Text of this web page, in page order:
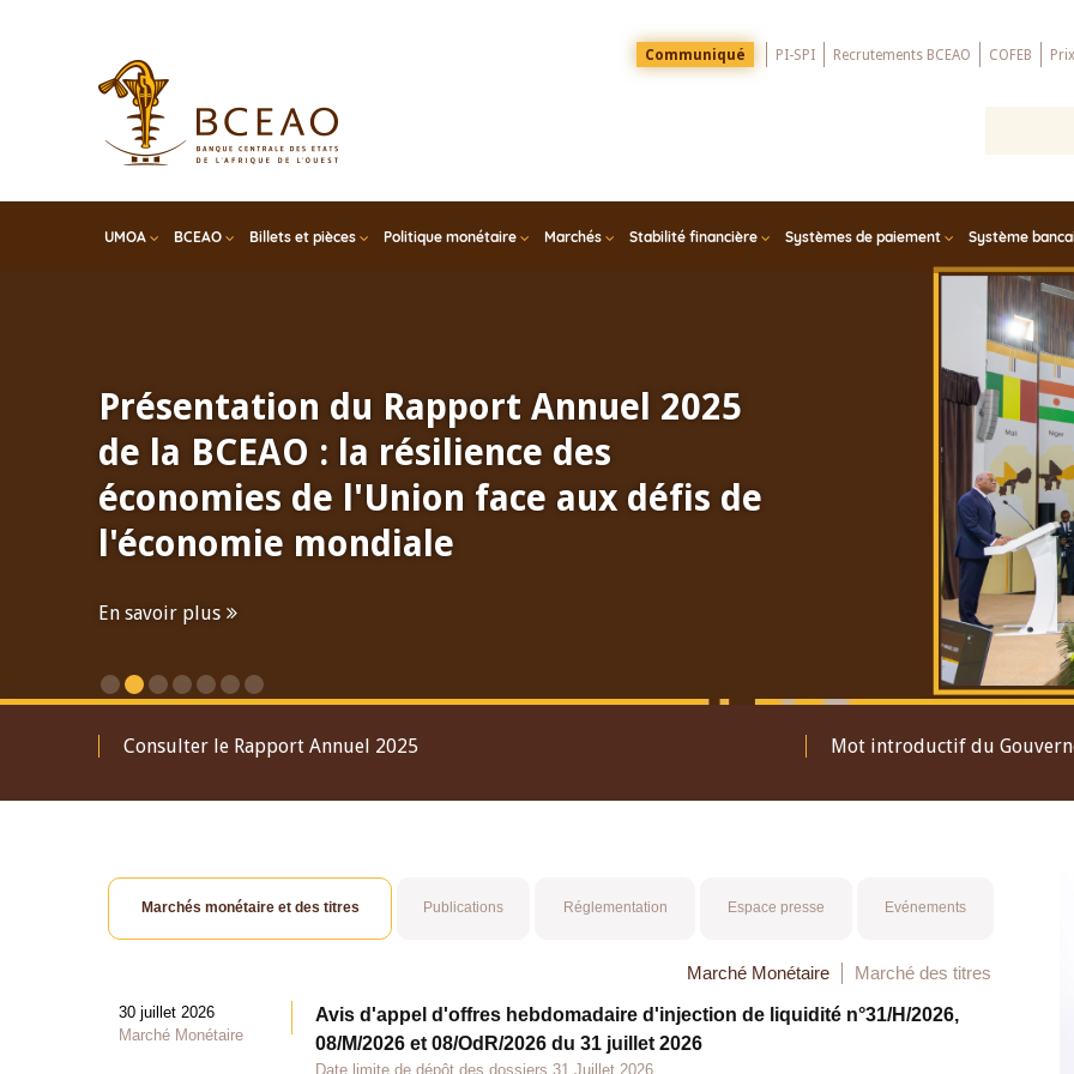
Menu
Top
Communiqué PI-SPI Recrutements BCEAO COFEB
UMOA BCEAO Billets et pièces Politique monétaire Marchés Stabilité financière Systèmes de paiement Système
Présentation du Rapport Annuel 2025
de la BCEAO : la résilience des
économies de l'Union face aux défis de
l'économie mondiale
En savoir plus
Consulter le Rapport Annuel 2025 Mot introductif du
Marchés monétaire et des titres Publications Réglementation Espace presse Evénements
Marché Monétaire Marché des titres
30 juillet 2026
Marché Monétaire
Avis d'appel d'offres hebdomadaire d'injection de liquidité n°31/H/2026,
08/M/2026 et 08/OdR/2026 du 31 juillet 2026
Date limite de dépôt des dossiers 31 Juillet 2026